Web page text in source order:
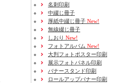
名刺印刷
中綴じ冊子
厚紙中綴じ冊子 New!
無線綴じ冊子
しおり New!
フォトアルバム New!
大判フォトポスター印刷
展示フォトパネル印刷
バナースタンド印刷
ロールアップバナー印刷